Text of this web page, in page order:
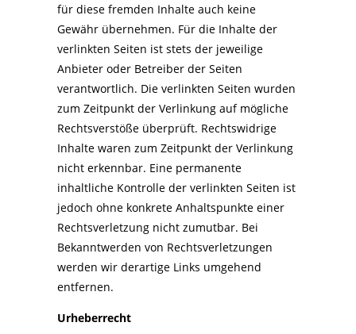
für diese fremden Inhalte auch keine
Gewähr übernehmen. Für die Inhalte der
verlinkten Seiten ist stets der jeweilige
Anbieter oder Betreiber der Seiten
verantwortlich. Die verlinkten Seiten wurden
zum Zeitpunkt der Verlinkung auf mögliche
Rechtsverstöße überprüft. Rechtswidrige
Inhalte waren zum Zeitpunkt der Verlinkung
nicht erkennbar. Eine permanente
inhaltliche Kontrolle der verlinkten Seiten ist
jedoch ohne konkrete Anhaltspunkte einer
Rechtsverletzung nicht zumutbar. Bei
Bekanntwerden von Rechtsverletzungen
werden wir derartige Links umgehend
entfernen.
Urheberrecht